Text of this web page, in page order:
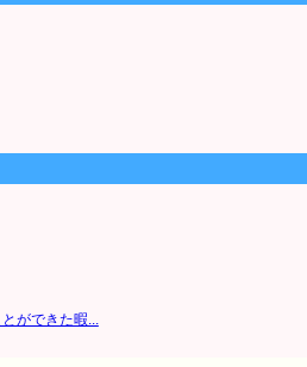
ができた暇...